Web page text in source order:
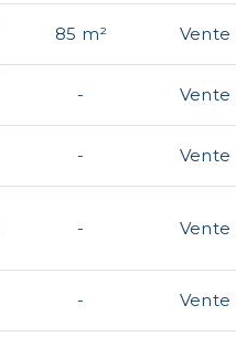
85 m² Vente
- Vente
- Vente
- Vente
- Vente